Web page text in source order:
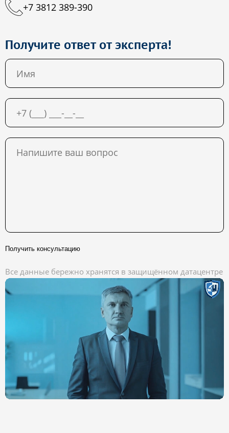
+7 3812 389-390
Получите ответ от эксперта!
Получить консультацию
Все данные бережно хранятся в защищённом датацентре